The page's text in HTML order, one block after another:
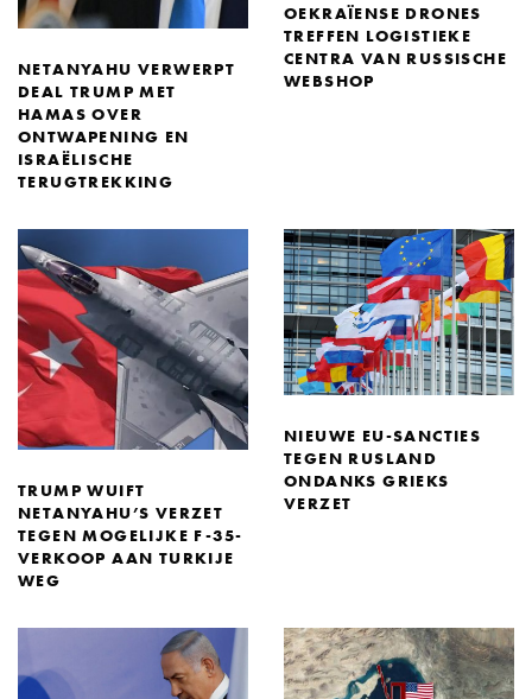
NETANYAHU VERWERPT
DEAL TRUMP MET
HAMAS OVER
ONTWAPENING EN
ISRAËLISCHE
TERUGTREKKING
OEKRAÏENSE DRONES
TREFFEN LOGISTIEKE
CENTRA VAN RUSSISCHE
WEBSHOP
TRUMP WUIFT
NETANYAHU’S VERZET
TEGEN MOGELIJKE F-35-
VERKOOP AAN TURKIJE
WEG
NIEUWE EU-SANCTIES
TEGEN RUSLAND
ONDANKS GRIEKS
VERZET